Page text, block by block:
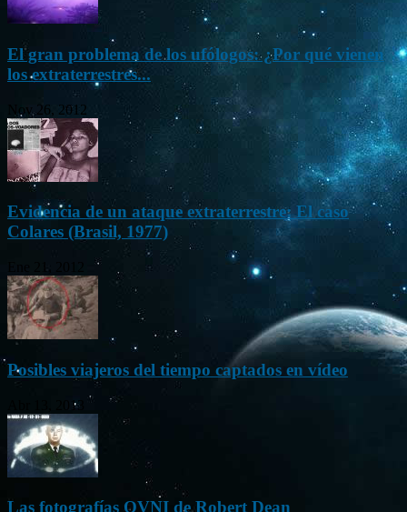
El gran problema de los ufólogos: ¿Por qué vienen
los extraterrestres...
Nov 26, 2012
Evidencia de un ataque extraterrestre: El caso
Colares (Brasil, 1977)
Posibles viajeros del tiempo captados en vídeo
Abr 13, 2013
Las fotografías OVNI de Robert Dean